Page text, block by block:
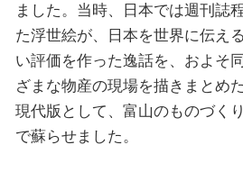
ました。当時、日本では週刊誌
た浮世絵が、日本を世界に伝え
い評価を作った逸話を、およそ
ざまな物産の現場を描きまとめ
現代版として、富山のものづく
で蘇らせました。